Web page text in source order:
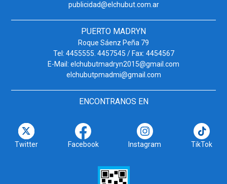
publicidad@elchubut.com.ar
PUERTO MADRYN
Roque Sáenz Peña 79
Tel: 4455555. 4457545 / Fax: 4454567
E-Mail: elchubutmadryn2015@gmail.com
elchubutpmadmi@gmail.com
ENCONTRANOS EN
Twitter Facebook Instagram TikTok